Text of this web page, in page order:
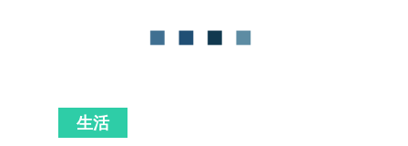
如排山倒海，已實質對成員帶來壓力。
生活